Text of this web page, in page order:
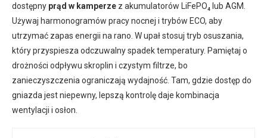
dostępny prąd w kamperze z akumulatorów LiFePO₄ lub AGM.
Używaj harmonogramów pracy nocnej i trybów ECO, aby
utrzymać zapas energii na rano. W upał stosuj tryb osuszania,
który przyspiesza odczuwalny spadek temperatury. Pamiętaj o
drożności odpływu skroplin i czystym filtrze, bo
zanieczyszczenia ograniczają wydajność. Tam, gdzie dostęp do
gniazda jest niepewny, lepszą kontrolę daje kombinacja
wentylacji i osłon.